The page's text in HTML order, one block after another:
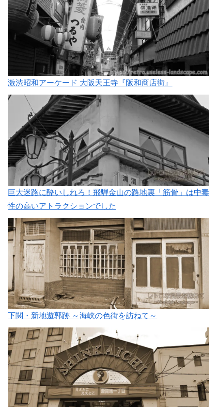
激渋昭和アーケード 大阪天王寺『阪和商店街』
巨大迷路に酔いしれろ！飛騨金山の路地裏「筋骨」は中毒
性の高いアトラクションでした
下関・新地遊郭跡 ～海峡の色街を訪ねて～